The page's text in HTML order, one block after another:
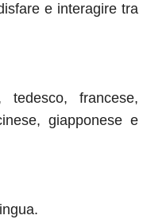
e interagire tra
tedesco, francese,
giapponese e